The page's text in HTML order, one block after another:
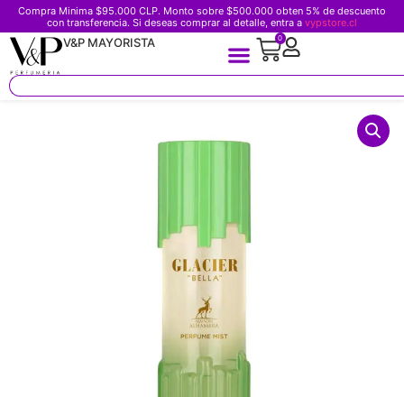
Compra Minima $95.000 CLP. Monto sobre $500.000 obten 5% de descuento
con transferencia. Si deseas comprar al detalle, entra a vypstore.cl
V&P MAYORISTA 0